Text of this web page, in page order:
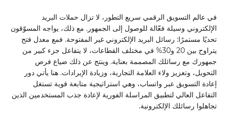
في عالم التسويق الرقمي سريع التطور، لا تزال حملات البريد
الإلكتروني وسيلة فعّالة للوصول إلى الجمهور. مع ذلك، يواجه المسوّقون
تحديًا مستمرًا: رسائل البريد الإلكتروني غير المفتوحة. فمع معدل فتح
يتراوح بين 20 و30% في مختلف القطاعات، لا يتفاعل جزء كبير من
جمهورك مع رسائلك المصممة بعناية. وينتج عن ذلك ضياع فرص
التحويل، وتعزيز ولاء العلامة التجارية، وزيادة الإيرادات. هنا يأتي دور
إعادة التسويق عبر واتساب، وهي استراتيجية متابعة قوية تستغل
التفاعل العالي لتطبيق المراسلة الفورية لإعادة جذب المستخدمين الذين
تجاهلوا رسائلك الإلكترونية.